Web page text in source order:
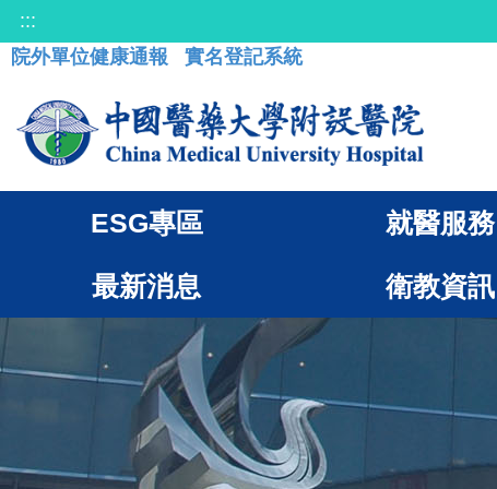
:::
院外單位健康通報
實名登記系統
ESG專區 就醫服務
最新消息 衛教資訊